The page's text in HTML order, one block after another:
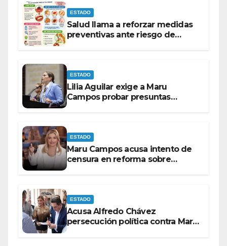
ESTADO
Salud llama a reforzar medidas
preventivas ante riesgo de
ESTADO
Lilia Aguilar exige a Maru
Campos probar presuntas
ESTADO
Maru Campos acusa intento de
censura en reforma sobre
ESTADO
Acusa Alfredo Chávez
persecución política contra Maru